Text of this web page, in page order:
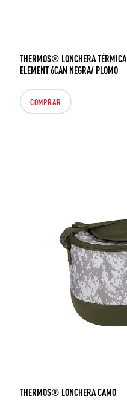
THERMOS® LONCHERA TÉRMICA
ELEMENT 6CAN NEGRA/ PLOMO
COMPRAR
THERMOS® LONCHERA CAMO